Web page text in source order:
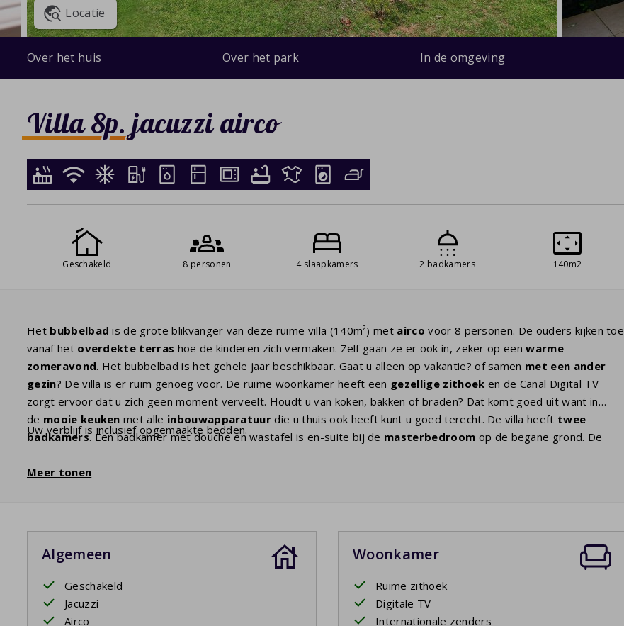
Locatie
Over het huis Over het park In de omgeving
Villa 8p. jacuzzi airco
Geschakeld 8 personen 4 slaapkamers 2 badkamers 140m2
Het bubbelbad is de grote blikvanger van deze ruime villa (140m²) met airco voor 8 personen. De ouders kijken toe
vanaf het overdekte terras hoe de kinderen zich vermaken. Zelf gaan ze er ook in, zeker op eenwarme
zomeravond. Het bubbelbad is het gehele jaar beschikbaar. Gaat u alleen op vakantie? of samen met een ander
gezin? De villa is er ruim genoeg voor. De ruime woonkamer heeft een gezellige zithoek en de Canal Digital TV
zorgt ervoor dat u zich geen moment verveelt. Houdt u van koken, bakken of braden? Dat komt goed uit want in
de mooie keuken met alle inbouwapparatuur die u thuis ook heeft kunt u goed terecht. De villa heeft twee
badkamers. Een badkamer met douche en wastafel is en-suite bij de masterbedroom op de begane grond. De
eerste etage. Daar is ook de tweede badkamer een bad met douche en wastafel. Er is een apart toilet.
Uw verblijf is inclusief opgemaakte bedden.
Meer tonen
Algemeen
Geschakeld
Jacuzzi
Airco
Woonkamer
Ruime zithoek
Digitale TV
Internationale zenders